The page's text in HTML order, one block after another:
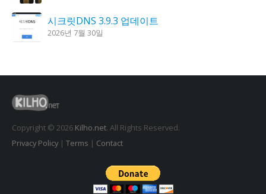
시크릿DNS 3.9.3 업데이트
2026년 7월 30일
꿈의세계 1.3.0 – 꿈해몽, 꿈풀이
2026년 7월 30일
Copyright © 2026 Kilho.net. All Rights Reserved.
Privacy Policy| Terms | Contact